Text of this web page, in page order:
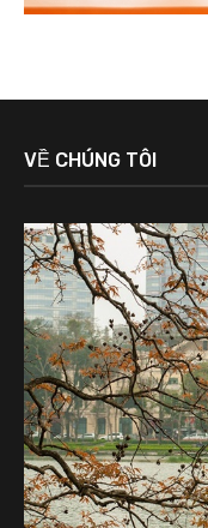
VỀ CHÚNG TÔI